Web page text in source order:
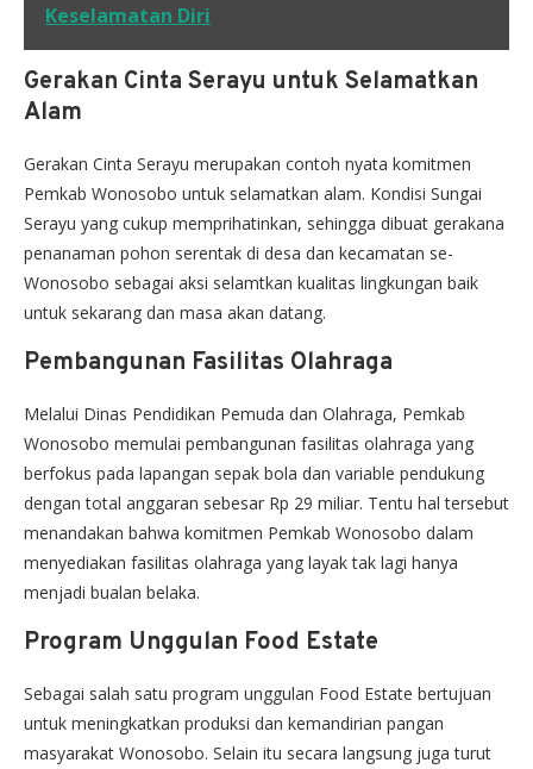
Keselamatan Diri
Gerakan Cinta Serayu untuk Selamatkan
Alam
Gerakan Cinta Serayu merupakan contoh nyata komitmen
Pemkab Wonosobo untuk selamatkan alam. Kondisi Sungai
Serayu yang cukup memprihatinkan, sehingga dibuat gerakana
penanaman pohon serentak di desa dan kecamatan se-
Wonosobo sebagai aksi selamtkan kualitas lingkungan baik
untuk sekarang dan masa akan datang.
Pembangunan Fasilitas Olahraga
Melalui Dinas Pendidikan Pemuda dan Olahraga, Pemkab
Wonosobo memulai pembangunan fasilitas olahraga yang
berfokus pada lapangan sepak bola dan variable pendukung
dengan total anggaran sebesar Rp 29 miliar. Tentu hal tersebut
menandakan bahwa komitmen Pemkab Wonosobo dalam
menyediakan fasilitas olahraga yang layak tak lagi hanya
menjadi bualan belaka.
Program Unggulan Food Estate
Sebagai salah satu program unggulan Food Estate bertujuan
untuk meningkatkan produksi dan kemandirian pangan
masyarakat Wonosobo. Selain itu secara langsung juga turut